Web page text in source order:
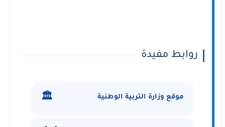
روابط مفيدة
موقع وزارة التربية الوطنية 🏛️